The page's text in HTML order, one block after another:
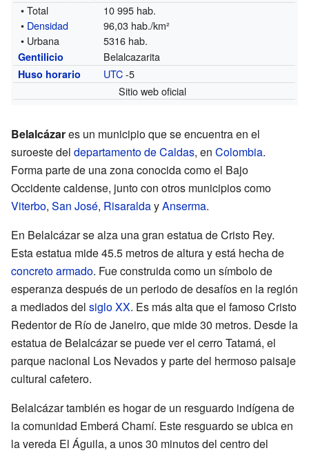
• Total
10 995 hab.
• Densidad
96,03 hab./km²
• Urbana
5316 hab.
Gentilicio Belalcazarita
Huso horario UTC-5
Sitio web oficial
Belalcázares un municipio que se encuentra en el
suroeste del departamento de Caldas, en Colombia.
Forma parte de una zona conocida como el Bajo
Occidente caldense, junto con otros municipios como
Viterbo, San José, RisaraldayAnserma.
En Belalcázar se alza una gran estatua de Cristo Rey.
Esta estatua mide 45.5 metros de altura y está hecha de
concreto armado. Fue construida como un símbolo de
esperanza después de un periodo de desafíos en la región
a mediados del siglo XX. Es más alta que el famoso Cristo
Redentor de Río de Janeiro, que mide 30 metros. Desde la
estatua de Belalcázar se puede ver el cerro Tatamá, el
parque nacional Los Nevados y parte del hermoso paisaje
cultural cafetero.
Belalcázar también es hogar de un resguardo indígena de
la comunidad Emberá Chamí. Este resguardo se ubica en
la vereda El Águila, a unos 30 minutos del centro del